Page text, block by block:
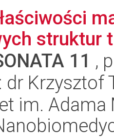
struktur
11 ,
dr Krzysztof
im.